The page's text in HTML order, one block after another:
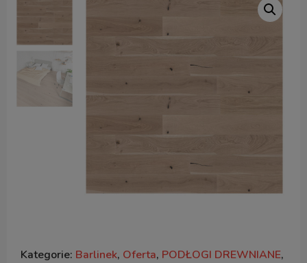
Kategorie: Barlinek, Oferta, PODŁOGI DREWNIANE,